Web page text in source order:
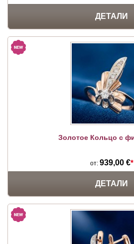
ДЕТАЛИ
Золотое Кольцо с
от: 939,00 €*
ДЕТАЛИ